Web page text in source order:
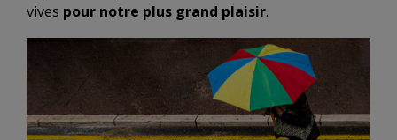
vives pour notre plus grand plaisir.